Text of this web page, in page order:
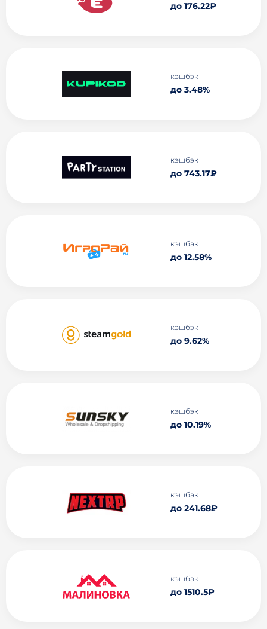
до 176.22₽
кэшбэк
до 3.48%
кэшбэк
до 743.17₽
кэшбэк
до 12.58%
кэшбэк
до 9.62%
кэшбэк
до 10.19%
кэшбэк
до 241.68₽
кэшбэк
до 1510.5₽